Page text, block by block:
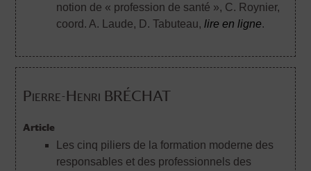
notion de « profession de santé », C. Roynier,
coord. A. Laude, D. Tabuteau,lire en ligne.
Pierre-Henri BRÉCHAT
Article
Les cinq piliers de la formation moderne des
responsables et des professionnels des